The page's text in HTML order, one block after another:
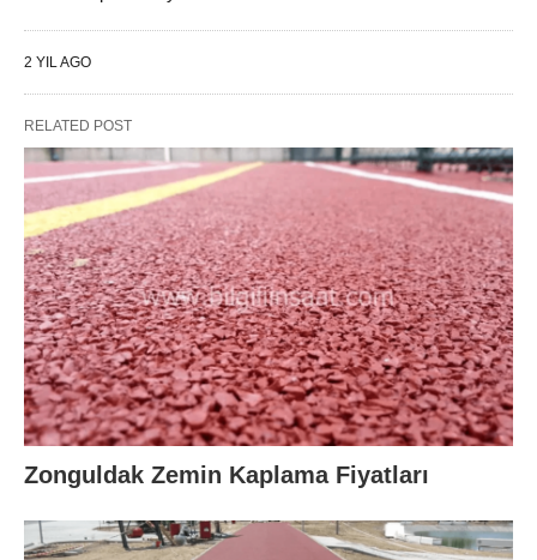
2 YIL AGO
RELATED POST
Zonguldak Zemin Kaplama Fiyatları